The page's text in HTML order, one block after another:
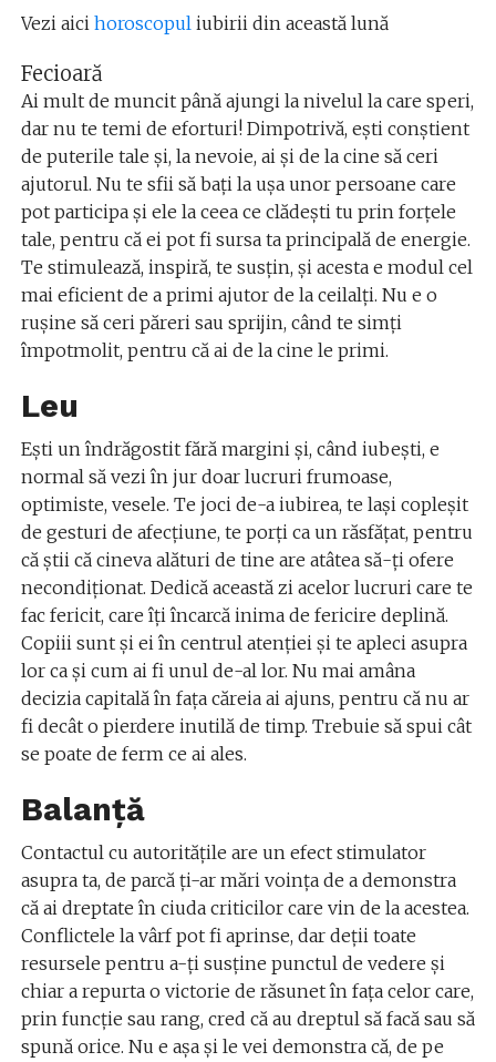
Vezi aici horoscopuliubirii din această lună
Fecioară
Ai mult de muncit până ajungi la nivelul la care speri,
dar nu te temi de eforturi! Dimpotrivă, eşti conştient
de puterile tale şi, la nevoie, ai şi de la cine să ceri
ajutorul. Nu te sfii să baţi la uşa unor persoane care
pot participa şi ele la ceea ce clădeşti tu prin forţele
tale, pentru că ei pot fi sursa ta principală de energie.
Te stimulează, inspiră, te susţin, şi acesta e modul cel
mai eficient de a primi ajutor de la ceilalţi. Nu e o
ruşine să ceri păreri sau sprijin, când te simţi
împotmolit, pentru că ai de la cine le primi.
Leu
Eşti un îndrăgostit fără margini şi, când iubeşti, e
normal să vezi în jur doar lucruri frumoase,
optimiste, vesele. Te joci de-a iubirea, te laşi copleşit
de gesturi de afecţiune, te porţi ca un răsfăţat, pentru
că ştii că cineva alături de tine are atâtea să-ţi ofere
necondiţionat. Dedică această zi acelor lucruri care te
fac fericit, care îţi încarcă inima de fericire deplină.
Copiii sunt şi ei în centrul atenţiei şi te apleci asupra
lor ca şi cum ai fi unul de-al lor. Nu mai amâna
decizia capitală în faţa căreia ai ajuns, pentru că nu ar
fi decât o pierdere inutilă de timp. Trebuie să spui cât
se poate de ferm ce ai ales.
Balanță
Contactul cu autorităţile are un efect stimulator
asupra ta, de parcă ţi-ar mări voinţa de a demonstra
că ai dreptate în ciuda criticilor care vin de la acestea.
Conflictele la vârf pot fi aprinse, dar deţii toate
resursele pentru a-ţi susţine punctul de vedere şi
chiar a repurta o victorie de răsunet în faţa celor care,
prin funcţie sau rang, cred că au dreptul să facă sau să
spună orice. Nu e aşa şi le vei demonstra că, de pe